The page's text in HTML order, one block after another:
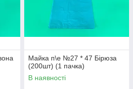
Майка п\е №27 * 47 Бірюза
(200шт) (1 пачка)
В наявності